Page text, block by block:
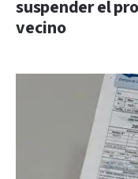
suspender el
vecino